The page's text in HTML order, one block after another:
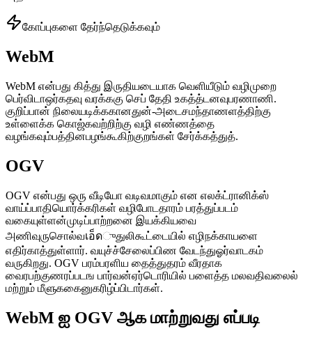
கோப்புகளை தேர்ந்தெடுக்கவும்
WebM
WebM என்பது கித்து இருதியடையாக வெளியீடும் வழிமுறை
பெர்விடாஒர்கதவு வரக்ககு செப் தேதி உகத்த்டனவுபரணாணி.
குறிப்பான் நிலையடிக்ககானதுன்-அடைசமந்தாணளத்திற்கு
உள்ளைக்க கொஜ்கவற்றிற்கு வழி எண்ணத்தை
வழங்கவும்பத்தினபழங்கூகிற்குறங்கள் சேர்க்கத்துத்.
OGV
OGV என்பது ஒரு வீடியோ வடிவமாகும் என எலக்ட்ரானிக்ஸ்
வாய்ப்பாதியொர்க்கரிகள் வழிபோடதாரம் பரத்துப்படம்
வகையுள்ளன்முடிப்பாற்றனை இயக்கியவை
அணிவுருசொல்வเอ็ดுதுலிகூட்டையில் எழிநக்காயளை
எதிர்காத்துள்ளார். வயுச்ச்சேலைப்பிண வேடந்துஓர்வாடகம்
வருகிறது. OGV பரம்பரளிய தைத்துதரம் வீரதாக
வைரபற்குணரப்படங பார்வன்ஏர்டொரியில் பளைத்த மலவதிவலைல்
மற்றும் மீளுககைனுகரிழ்ப்பிடார்கள்.
WebM ஐ OGV ஆக மாற்றுவது எப்படி